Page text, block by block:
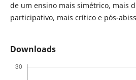
de um ensino mais simétrico, mais
participativo, mais crítico e pós-
Downloads